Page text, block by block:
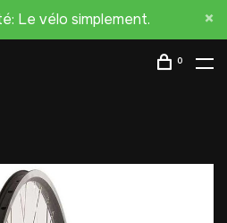
Le vélo simplement.
0